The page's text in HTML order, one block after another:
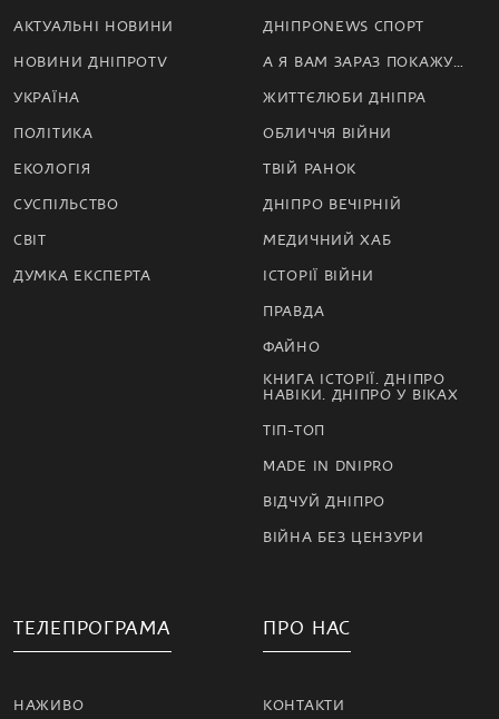
АКТУАЛЬНІ НОВИНИ
НОВИНИ ДНІПРОTV
УКРАЇНА
ПОЛІТИКА
ЕКОЛОГІЯ
СУСПІЛЬСТВО
СВІТ
ДУМКА ЕКСПЕРТА
ДНІПРОNEWS СПОРТ
А Я ВАМ ЗАРАЗ ПОКАЖУ…
ЖИТТЄЛЮБИ ДНІПРА
ОБЛИЧЧЯ ВІЙНИ
ТВІЙ РАНОК
ДНІПРО ВЕЧІРНІЙ
МЕДИЧНИЙ ХАБ
ІСТОРІЇ ВІЙНИ
ПРАВДА
ФАЙНО
КНИГА ІСТОРІЇ. ДНІПРО
НАВІКИ. ДНІПРО У ВІКАХ
ТІП-ТОП
MADE IN DNIPRO
ВІДЧУЙ ДНІПРО
ВІЙНА БЕЗ ЦЕНЗУРИ
ТЕЛЕПРОГРАМА
НАЖИВО
ПРО НАС
КОНТАКТИ